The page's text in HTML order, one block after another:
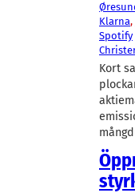
Klarna,
Spotify
Kort